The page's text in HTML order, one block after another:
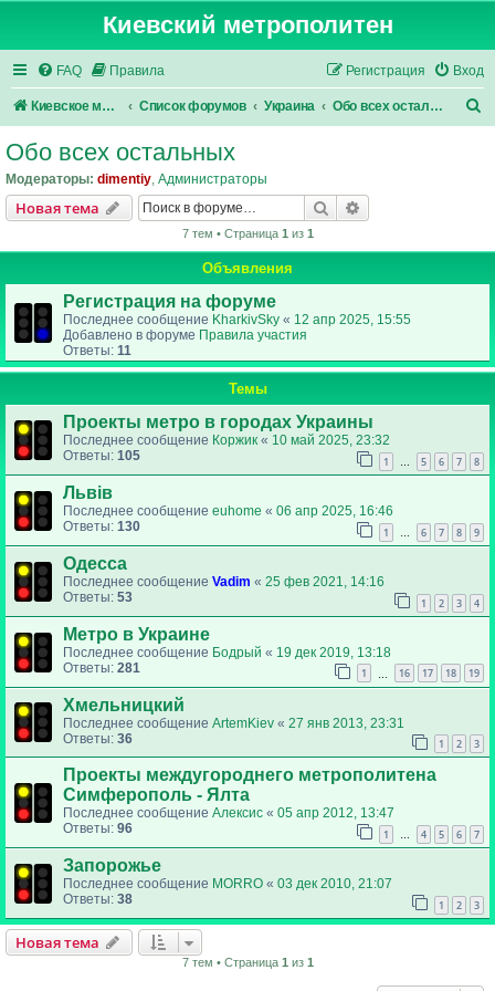
Киевский метрополитен
FAQ Правила Вход
Регистрация
Киевское метро Список форумов Украина Обо всех остальных
Обо всех остальных
Модераторы: dimentiy, Администраторы
Новая тема Поиск
7 тем • Страница 1из 1
Объявления
Регистрация на форуме
Последнее сообщение KharkivSky « 12 апр 2025, 15:55
Добавлено в форуме Правила участия
Ответы: 11
Темы
Проекты метро в городах Украины
Последнее сообщение Коржик « 10 май 2025, 23:32
Ответы: 105 1 … 5 6 7 8
Львів
Последнее сообщение euhome « 06 апр 2025, 16:46
Ответы: 130 1 … 6 7 8 9
Одесса
Последнее сообщение Vadim « 25 фев 2021, 14:16
Ответы: 53 1 2 3 4
Метро в Украине
Последнее сообщение Бодрый « 19 дек 2019, 13:18
Ответы: 281 1 16 17 18 19
Хмельницкий
Последнее сообщение ArtemKiev « 27 янв 2013, 23:31
Ответы: 36 1 2 3
Проекты междугороднего метрополитена
Симферополь - Ялта
Последнее сообщение Алексис « 05 апр 2012, 13:47
Ответы: 96 1 … 4 5 6 7
Запорожье
Последнее сообщение MORRO « 03 дек 2010, 21:07
Ответы: 38 1 2 3
Новая тема
7 тем • Страница 1 из 1